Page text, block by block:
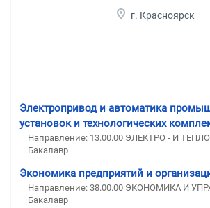
г. Красноярск
Электропривод и автоматика
установок и технологических
Направление: 13.00.00 ЭЛЕКТРО - И
Бакалавр
Экономика предприятий и
Направление: 38.00.00 ЭКОНОМИКА И
Бакалавр